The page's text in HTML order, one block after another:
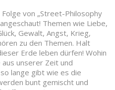
von „Street-Philosophy
Themen wie Liebe,
Gewalt, Angst, Krieg,
zu den Themen. Halt
Erde leben dürfen! Wohin
unserer Zeit und
lange gibt wie es die
bunt gemischt und